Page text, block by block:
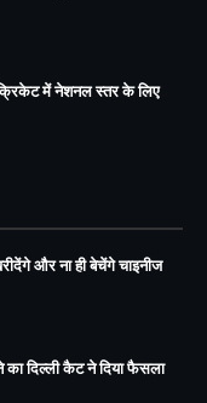
में नेशनल स्तर के लिए
और ना ही बेचेंगे चाइनीज
का दिल्ली कैट ने दिया फैसला